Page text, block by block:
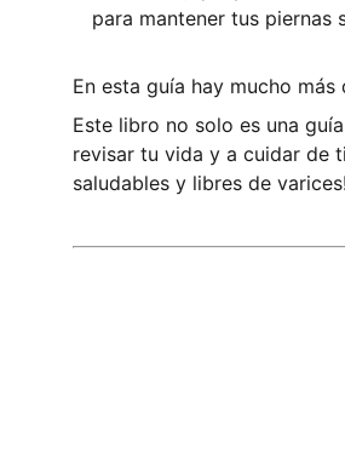
para mantener tus piernas
En esta guía hay mucho más
Este libro no solo es una
revisar tu vida y a cuidar de
saludables y libres de varices!